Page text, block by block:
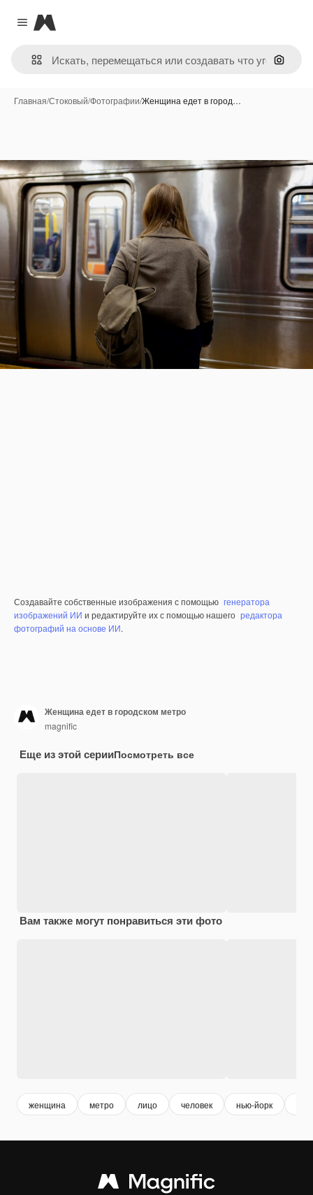
Close menu
Magnific
Поиск
Главная/Стоковый/Фотографии/Женщина едет в город…
Создавайте собственные изображения с помощью генератора
изображений ИИ и редактируйте их с помощью нашего редактора
фотографий на основе ИИ.
Женщина едет в городском метро
magnific
Еще из этой серииПосмотреть все
Вам также могут понравиться эти фото
женщина метро лицо человек нью-йорк